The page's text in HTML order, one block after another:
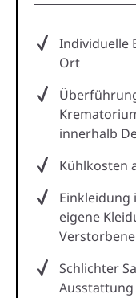
Individuelle
Ort
innerhalb
Kühlkosten
Einkleidung
eigene
Schlichter
Ausstattung